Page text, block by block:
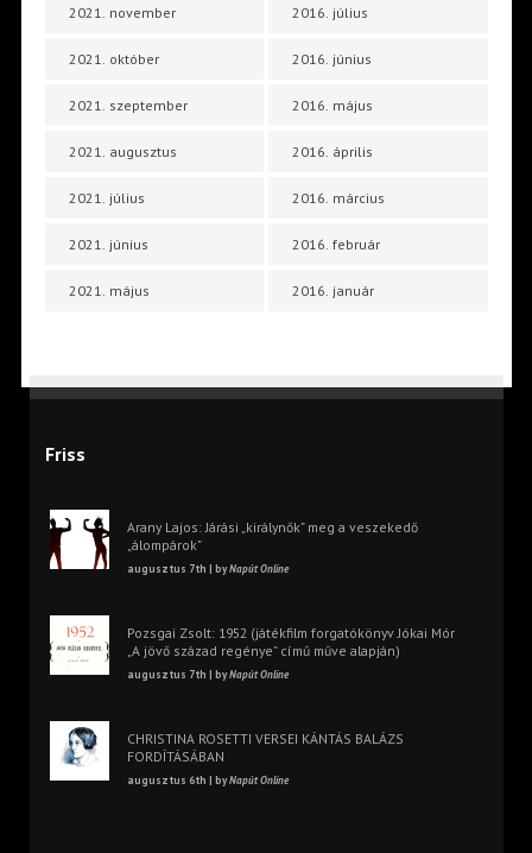
2021. november
2021. október
2021. szeptember
2021. augusztus
2021. július
2021. június
2021. május
2016. július
2016. június
2016. május
2016. április
2016. március
2016. február
2016. január
Friss
Arany Lajos: Járási „királynők” meg a veszekedő
„álompárok”
augusztus 7th | byNapút Online
Pozsgai Zsolt: 1952 (játékfilm forgatókönyv Jókai Mór
„A jövő század regénye” című műve alapján)
augusztus 7th | byNapút Online
CHRISTINA ROSETTI VERSEI KÁNTÁS BALÁZS
FORDÍTÁSÁBAN
augusztus 6th | byNapút Online